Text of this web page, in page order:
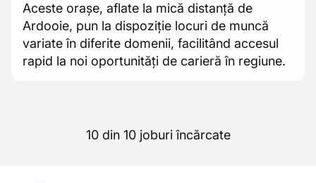
Aceste orașe, aflate la mică distanță de
Ardooie, pun la dispoziție locuri de muncă
variate în diferite domenii, facilitând accesul
rapid la noi oportunități de carieră în regiune.
10 din 10 joburi încărcate